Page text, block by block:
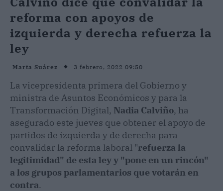
reforma con apoyos de
izquierda y derecha refuerza la
ley
Marta Suárez 3 febrero, 2022 09:50
La vicepresidenta primera del Gobierno y
ministra de Asuntos Económicos y para la
Transformación Digital, Nadia Calviño, ha
asegurado este jueves que obtener el apoyo de
partidos de izquierda y de derecha para
convalidar la reforma laboral "refuerza la
legitimidad" de esta ley y "pone en un rincón"
a los grupos parlamentarios que votarán en
contra.